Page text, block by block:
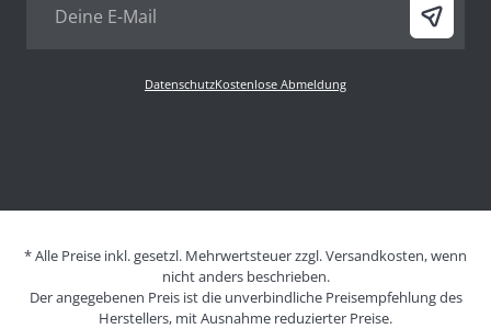
DatenschutzKostenlose Abmeldung
* Alle Preise inkl. gesetzl. Mehrwertsteuer zzgl. Versandkosten, wenn
nicht anders beschrieben.
Der angegebenen Preis ist die unverbindliche Preisempfehlung des
Herstellers, mit Ausnahme reduzierter Preise.